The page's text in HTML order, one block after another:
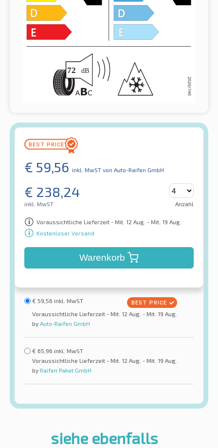
€ 59,56 inkl. MwST von Auto-Raifen GmbH
€ 238,24
inkl. MwST Anzahl
Voraussichtliche Lieferzeit - Mit. 12 Aug. - Mit. 19 Aug.
Kostenloser Versand
Warenkorb
€ 59,56 inkl. MwST
Voraussichtliche Lieferzeit - Mit. 12 Aug. - Mit. 19 Aug.
by Auto-Raifen GmbH
€ 65,96 inkl. MwST
Voraussichtliche Lieferzeit - Mit. 12 Aug. - Mit. 19 Aug.
by Raifen Paket GmbH
siehe ebenfalls